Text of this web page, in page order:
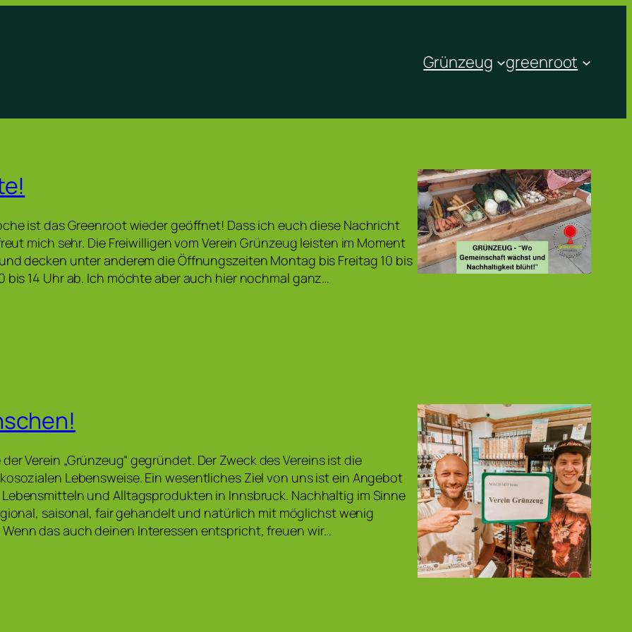
Grünzeug greenroot
ist das Greenroot wieder geöffnet! Dass ich euch diese Nachricht
mich sehr. Die Freiwilligen vom Verein Grünzeug leisten im Moment
decken unter anderem die Öffnungszeiten Montag bis Freitag 10 bis
bis 14 Uhr ab. Ich möchte aber auch hier nochmal ganz…
Verein „Grünzeug“ gegründet. Der Zweck des Vereins ist die
Lebensweise. Ein wesentliches Ziel von uns ist ein Angebot
und Alltagsprodukten in Innsbruck. Nachhaltig im Sinne
saisonal, fair gehandelt und natürlich mit möglichst wenig
das auch deinen Interessen entspricht, freuen wir…